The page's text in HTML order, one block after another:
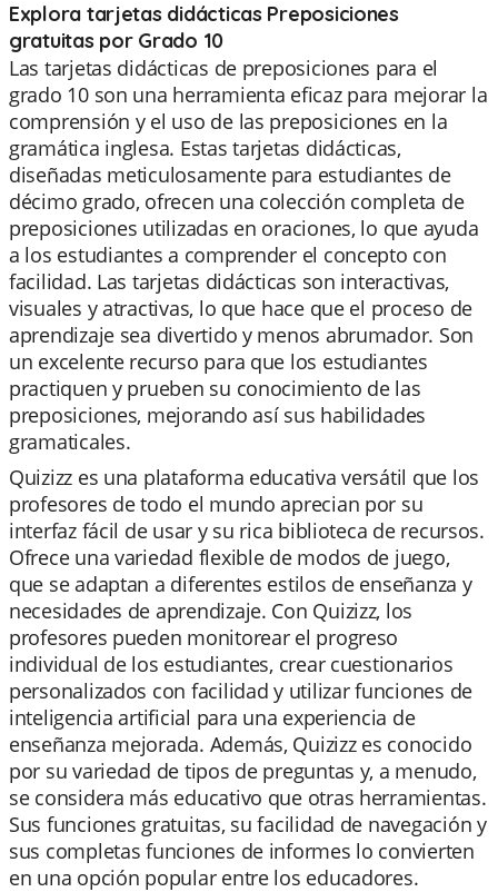
Explora tarjetas didácticas Preposiciones
gratuitas por Grado 10
Las tarjetas didácticas de preposiciones para el
grado 10 son una herramienta eficaz para mejorar la
comprensión y el uso de las preposiciones en la
gramática inglesa. Estas tarjetas didácticas,
diseñadas meticulosamente para estudiantes de
décimo grado, ofrecen una colección completa de
preposiciones utilizadas en oraciones, lo que ayuda
a los estudiantes a comprender el concepto con
facilidad. Las tarjetas didácticas son interactivas,
visuales y atractivas, lo que hace que el proceso de
aprendizaje sea divertido y menos abrumador. Son
un excelente recurso para que los estudiantes
practiquen y prueben su conocimiento de las
preposiciones, mejorando así sus habilidades
gramaticales.
Quizizz es una plataforma educativa versátil que los
profesores de todo el mundo aprecian por su
interfaz fácil de usar y su rica biblioteca de recursos.
Ofrece una variedad flexible de modos de juego,
que se adaptan a diferentes estilos de enseñanza y
necesidades de aprendizaje. Con Quizizz, los
profesores pueden monitorear el progreso
individual de los estudiantes, crear cuestionarios
personalizados con facilidad y utilizar funciones de
inteligencia artificial para una experiencia de
enseñanza mejorada. Además, Quizizz es conocido
por su variedad de tipos de preguntas y, a menudo,
se considera más educativo que otras herramientas.
Sus funciones gratuitas, su facilidad de navegación y
sus completas funciones de informes lo convierten
en una opción popular entre los educadores.